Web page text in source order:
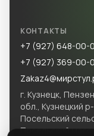
КОНТАКТЫ
+7 (927) 648-00-
+7 (927) 369-00-
г. Кузнецк,
обл., Кузнецкий
Посельский
Посельский